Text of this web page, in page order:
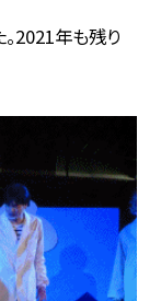
。2021年も残り